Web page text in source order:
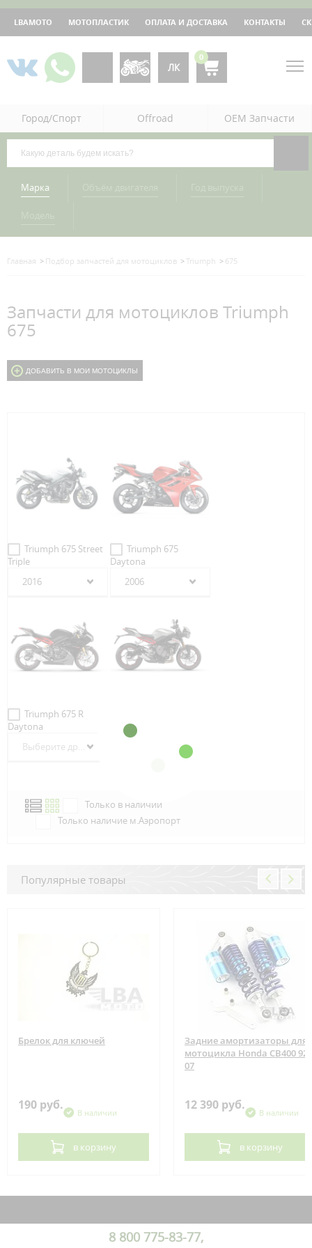
LBAMOTO МОТОПЛАСТИК ОПЛАТА И ДОСТАВКА КОНТАКТЫ
ЛК
0
Город/Спорт Offroad OEM Запчасти
Марка
Главная Подбор запчастей для мотоциклов Triumph 675
Запчасти для мотоциклов Triumph
675
ДОБАВИТЬ В МОИ МОТОЦИКЛЫ
Triumph 675 Street
Triple
2016
Triumph 675
Daytona
2006
Triumph 675 R
Daytona
Выберите другой год
Street Triple
Выберите другой год
Только в наличии
Только наличие м.Аэропорт
Популярные товары
Брелок для ключей
190 руб.
В наличии
в корзину
Задние амортизаторы для
мотоцикла Honda CB400 92-
07
12 390 руб.
В наличии
в корзину
8 800 775-83-77,